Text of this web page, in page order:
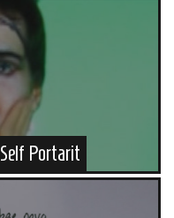
Portarit